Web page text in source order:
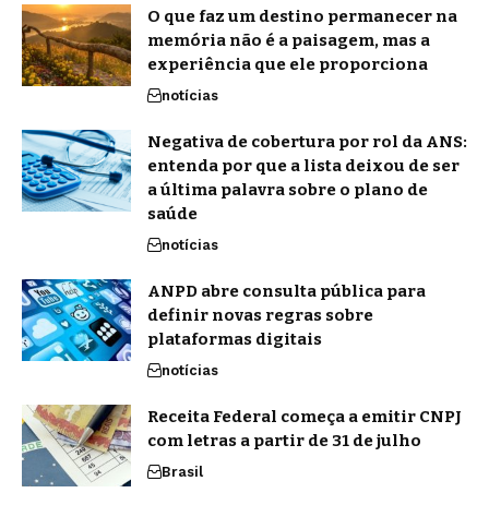
O que faz um destino permanecer na
memória não é a paisagem, mas a
experiência que ele proporciona
notícias
Negativa de cobertura por rol da ANS:
entenda por que a lista deixou de ser
a última palavra sobre o plano de
saúde
notícias
ANPD abre consulta pública para
definir novas regras sobre
plataformas digitais
notícias
Receita Federal começa a emitir CNPJ
com letras a partir de 31 de julho
Brasil